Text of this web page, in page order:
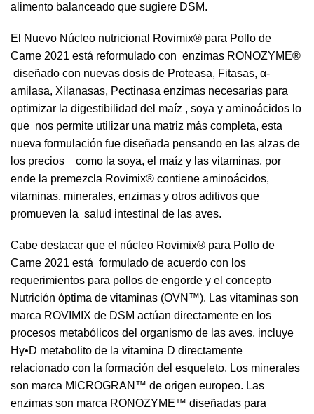
alimento balanceado que sugiere DSM.
El Nuevo Núcleo nutricional Rovimix® para Pollo de
Carne 2021 está reformulado con enzimas RONOZYME®
diseñado con nuevas dosis de Proteasa, Fitasas, α-
amilasa, Xilanasas, Pectinasa enzimas necesarias para
optimizar la digestibilidad del maíz , soya y aminoácidos lo
que nos permite utilizar una matriz más completa, esta
nueva formulación fue diseñada pensando en las alzas de
los precios como la soya, el maíz y las vitaminas, por
ende la premezcla Rovimix® contiene aminoácidos,
vitaminas, minerales, enzimas y otros aditivos que
promueven la salud intestinal de las aves.
Cabe destacar que el núcleo Rovimix® para Pollo de
Carne 2021 está formulado de acuerdo con los
requerimientos para pollos de engorde y el concepto
Nutrición óptima de vitaminas (OVN™). Las vitaminas son
marca ROVIMIX de DSM actúan directamente en los
procesos metabólicos del organismo de las aves, incluye
Hy•D metabolito de la vitamina D directamente
relacionado con la formación del esqueleto. Los minerales
son marca MICROGRAN™ de origen europeo. Las
enzimas son marca RONOZYME™ diseñadas para